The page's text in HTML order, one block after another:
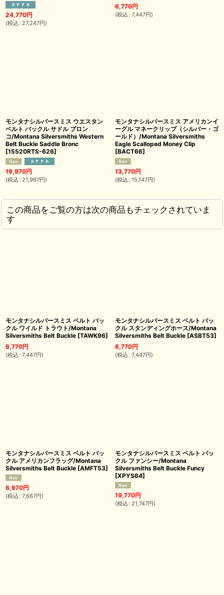
24,770円
(税込 : 27,247円)
6,770円
(税込 : 7,447円)
モンタナシルバースミス ウエスタン
ベルト バックル サドル ブロン
コ/Montana Silversmiths Western
Belt Buckle Saddle Bronc
[15520RTS-626]
19,970円
(税込 : 21,967円)
モンタナシルバースミス アメリカンイ
ーグル マネークリップ（シルバー・ゴ
ールド）/Montana Silversmiths
Eagle Scalloped Money Clip
[BACT66]
13,770円
(税込 : 15,147円)
この商品をご覧の方は次の商品もチェックされていま
す
モンタナシルバースミス ベルト バッ
クル ワイルド トラウト/Montana
Silversmiths Belt Buckle [TAWK96]
6,770円
(税込 : 7,447円)
モンタナシルバースミス ベルト バッ
クル スタンディングホース/Montana
Silversmiths Belt Buckle [ASBT53]
6,770円
(税込 : 7,447円)
モンタナシルバースミス ベルト バッ
クル アメリカンフラッグ/Montana
Silversmiths Belt Buckle [AMFT53]
6,970円
(税込 : 7,667円)
モンタナシルバースミス ベルト バッ
クル ファンシー/Montana
Silversmiths Belt Buckle Funcy
[XPYS64]
19,770円
(税込 : 21,747円)